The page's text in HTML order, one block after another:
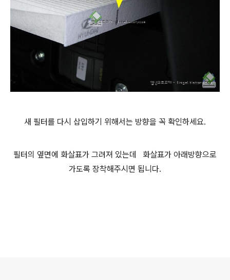
새 필터를 다시 삽입하기 위해서는 방향을 꼭 확인하세요.
필터의 옆면에 화살표가 그려져 있는데 화살표가 아래방향으로
가도록 장착해주시면 됩니다.